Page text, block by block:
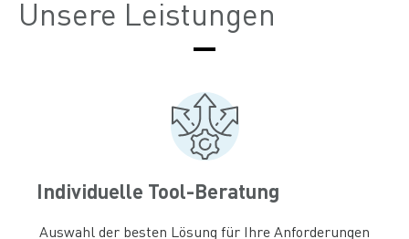
Unsere Leistungen
Individuelle Tool-Beratung
Auswahl der besten Lösung für Ihre Anforderungen